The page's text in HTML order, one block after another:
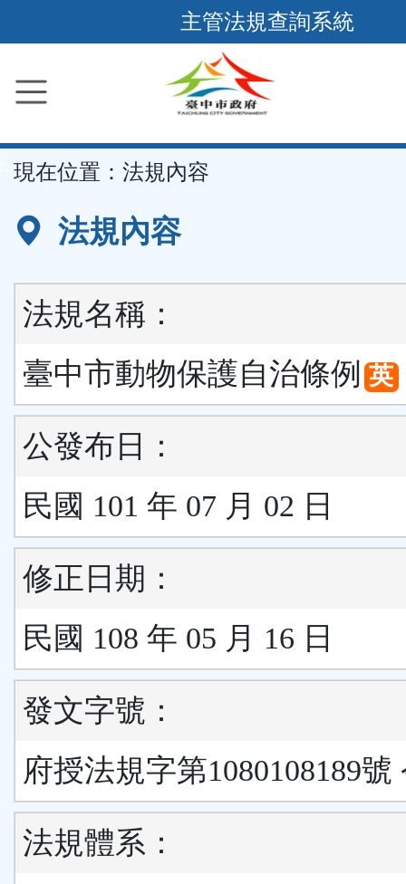
到
要
容
區
主管法規查詢系統
現在位置： 法規內容
法規內容
法規名稱：
臺中市動物保護自治條例 英
公發布日：
民國 101 年 07 月 02 日
修正日期：
民國 108 年 05 月 16 日
發文字號：
府授法規字第1080108189號
法規體系：